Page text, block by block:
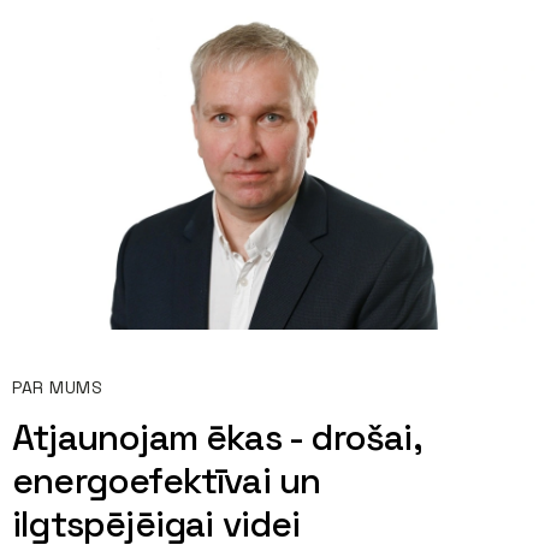
PAR MUMS
Atjaunojam ēkas - drošai,
energoefektīvai un
ilgtspējēigai videi